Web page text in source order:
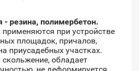
- резина, полимербетон.
при устройстве
площадок, причалов,
приусадебных участках.
обладает